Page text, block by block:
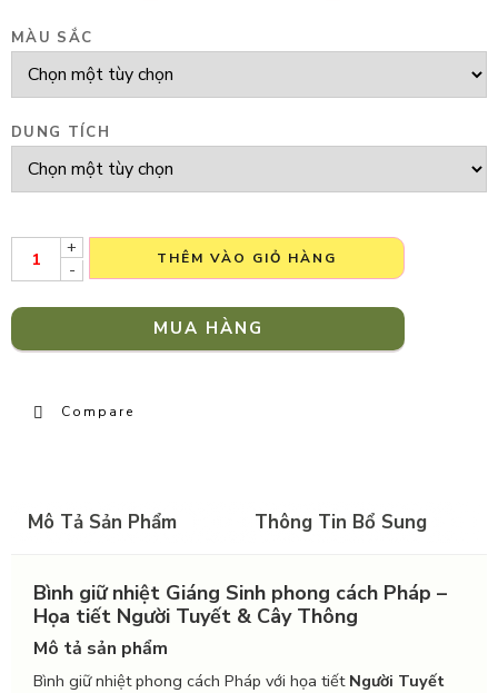
MÀU SẮC
DUNG TÍCH
+
-
THÊM VÀO GIỎ HÀNG
MUA HÀNG
Compare
Mô Tả Sản Phẩm Thông Tin Bổ Sung
Bình giữ nhiệt Giáng Sinh phong cách Pháp –
Họa tiết Người Tuyết & Cây Thông
Mô tả sản phẩm
Bình giữ nhiệt phong cách Pháp với họa tiết Người Tuyết